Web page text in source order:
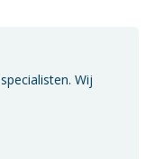
Wij